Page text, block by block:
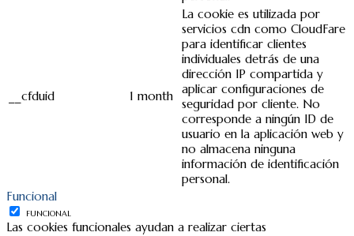
__cfduid 1 month
La cookie es utilizada por
servicios cdn como CloudFare
para identificar clientes
individuales detrás de una
dirección IP compartida y
aplicar configuraciones de
seguridad por cliente. No
corresponde a ningún ID de
usuario en la aplicación web y
no almacena ninguna
información de identificación
personal.
Funcional
FUNCIONAL
Las cookies funcionales ayudan a realizar ciertas